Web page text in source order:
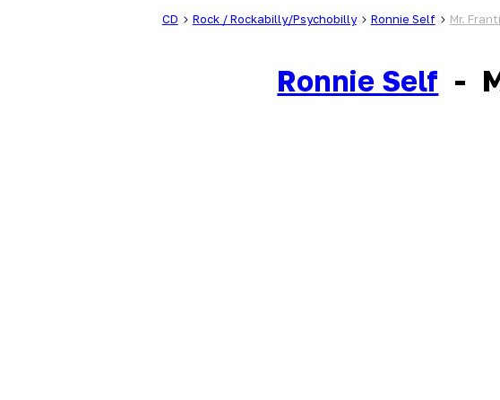
CD Rock / Rockabilly/Psychobilly Ronnie Self Mr.
Ronnie Self -